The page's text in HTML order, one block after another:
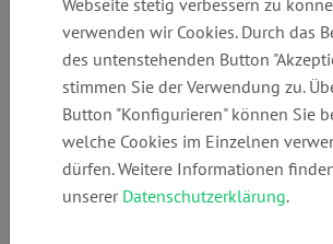
Telefon:
+49 (0)
7121550055
E-Mail:
mail@rechtsrat.
de
verwenden wir Cookies. Durch das
des untenstehenden Button
stimmen Sie der Verwendung zu.
Button "Konfigurieren" können Sie
welche Cookies im Einzelnen
dürfen. Weitere Informationen
unserer Datenschutzerklärung.